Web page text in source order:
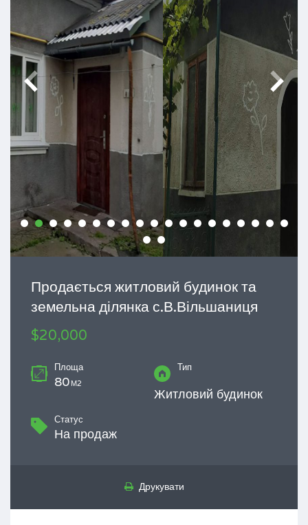
Продається житловий будинок та
земельна ділянка с.В.Вільшаниця
$20,000
Площа
80 М2
Тип
Житловий будинок
Статус
На продаж
Друкувати